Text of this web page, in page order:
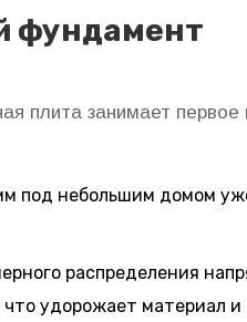
фундамент
плита занимает первое
под небольшим домом
распределения
удорожает материал и